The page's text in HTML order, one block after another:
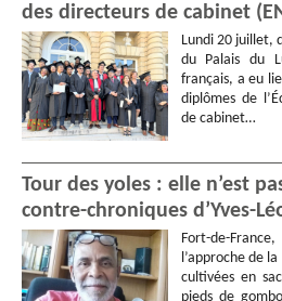
des directeurs de cabinet
Lundi 20 juillet,
du Palais du
français, a eu
diplômes de
de cabinet…
Tour des yoles : elle n’est
contre-chroniques d’Yves-
Fort-de-
l’approche de
cultivées en
pieds de